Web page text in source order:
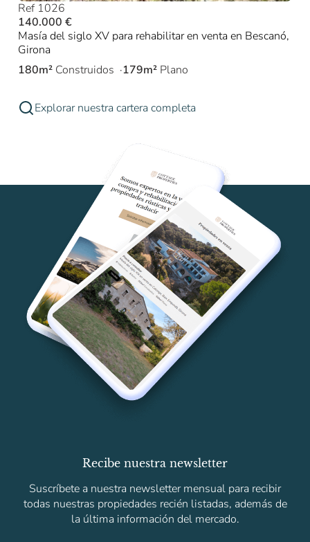
Ref 1026
140.000 €
Masía del siglo XV para rehabilitar en venta en Bescanó,
Girona
180m² Construidos 179m² Plano
Explorar nuestra cartera completa
Recibe nuestra newsletter
Suscríbete a nuestra newsletter mensual para recibir
todas nuestras propiedades recién listadas, además de
la última información del mercado.